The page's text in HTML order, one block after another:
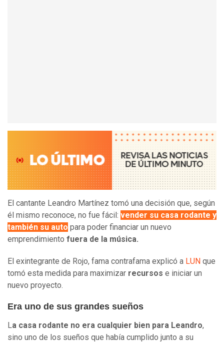
El cantante Leandro Martínez tomó una decisión que, según
él mismo reconoce, no fue fácil: vender su casa rodante y
también su auto para poder financiar un nuevo
emprendimiento fuera de la música.
El exintegrante de Rojo, fama contrafama explicó a LUN que
tomó esta medida para maximizar recursos e iniciar un
nuevo proyecto.
Era uno de sus grandes sueños
La casa rodante no era cualquier bien para Leandro,
sino uno de los sueños que había cumplido junto a su